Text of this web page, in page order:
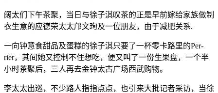
阔太们下午茶聚，当日与徐子淇叹茶的正是早前嫁给家族做制
衣生意的应德荣太太邝文珣及一位朋友，由于减肥关系.
一向钟意食甜品及蛋糕的徐子淇只要了一杯零卡路里的Per-
rier，其间她又控制不住想吃，便又叫了一份生果盘，一个半
小时茶聚后，三人再去金钟太古广场西武购物。
李太太出巡，不少路人指指点点，也引来大批记者采访，当徐